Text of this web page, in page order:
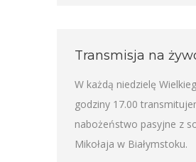
Transmisja na
W każdą niedzielę
godziny 17.00
nabożeństwo pasyjne z
Mikołaja w Białymstoku.